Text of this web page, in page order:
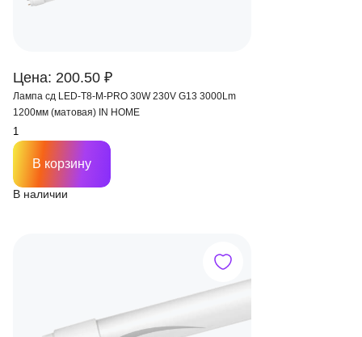
Цена: 200.50 ₽
Лампа сд LED-T8-M-PRO 30W 230V G13 3000Lm
1200мм (матовая) IN HOME
В наличии
В корзину